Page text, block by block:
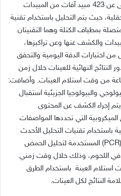
تتضمن الكشف في مرحلتها الأولى عن 423 مبيد آفات من المبيدات
حيث يتم التحليل باستخدام تقنية
بمطياف الكتلة وهما التقنيتان
والكشف عنها وعن تراكيزها،
اختبارات الدقة اليومية والتحقق
النهائية للعينات خلال زمن
من وقت استلام العينات. وأضافت:
والبيولوجيا الجزيئية استقبال
يتم إجراء الكشف عن المحتوى
التي تحددها المواصفات
باستخدام تقنيات التحليل الأحدث
عالميا مثل تقنية البصمة الوراثية (PCR) المستخدمة لتحليل الحمض
اللحوم، وذلك خلال وقت زمني
ساعة من وقت استلام العينة باستخدام الطرق
النتائج لكل العينات.